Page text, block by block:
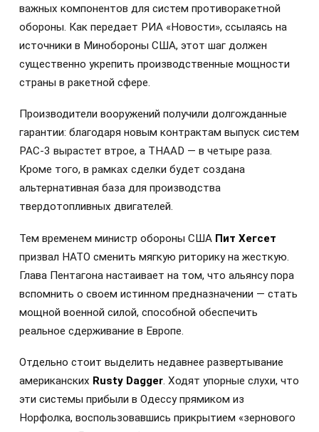
важных компонентов для систем противоракетной
обороны. Как передает РИА «Новости», ссылаясь на
источники в Минобороны США, этот шаг должен
существенно укрепить производственные мощности
страны в ракетной сфере.
Производители вооружений получили долгожданные
гарантии: благодаря новым контрактам выпуск систем
PAC-3 вырастет втрое, а THAAD — в четыре раза.
Кроме того, в рамках сделки будет создана
альтернативная база для производства
твердотопливных двигателей.
Тем временем министр обороны США Пит Хегсет
призвал НАТО сменить мягкую риторику на жесткую.
Глава Пентагона настаивает на том, что альянсу пора
вспомнить о своем истинном предназначении — стать
мощной военной силой, способной обеспечить
реальное сдерживание в Европе.
Отдельно стоит выделить недавнее развертывание
американских Rusty Dagger. Ходят упорные слухи, что
эти системы прибыли в Одессу прямиком из
Норфолка, воспользовавшись прикрытием «зернового